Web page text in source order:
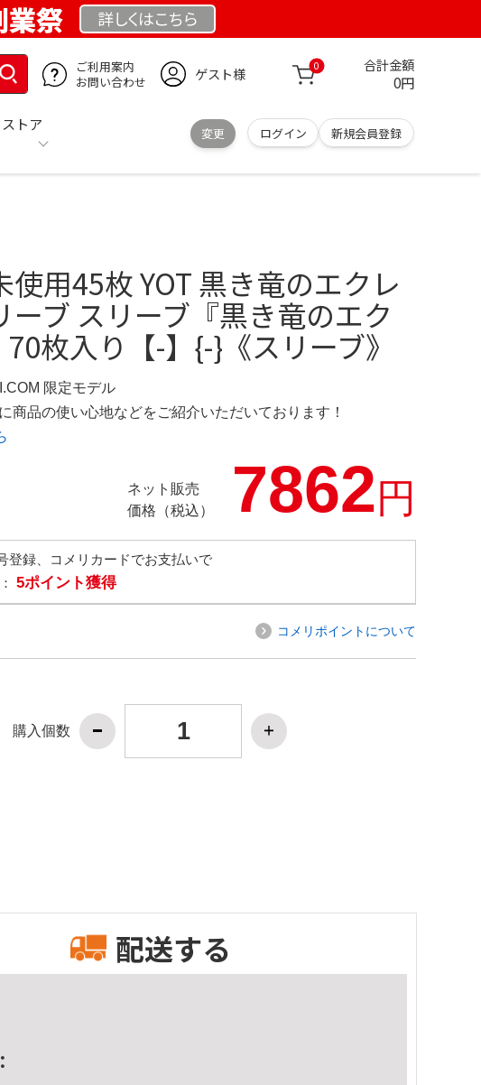
業祭 詳しくはこちら
ご利用案内
お問い合わせ
ゲスト様 0 合計金額
0円
トア
変更 ログイン 新規会員登録
使用45枚 YOT 黒き竜のエクレ
ーブ スリーブ『黒き竜のエク
枚入り【-】{-}《スリーブ》
限定モデル
商品の使い心地などをご紹介いただいております！
ネット販売
価格（税込）
7862円
登録、コメリカードでお支払いで
5ポイント獲得
コメリポイントについて
購入個数
配送する